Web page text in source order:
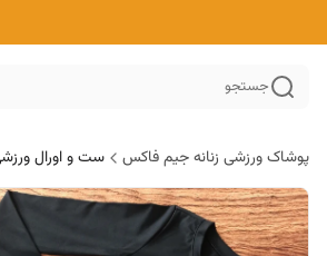
جستجو
پوشاک ورزشی زنانه جیم فاکس ست و اورال